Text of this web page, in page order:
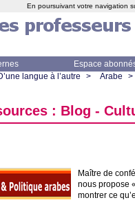
Espace
langue à l’autre > Arabe >
: Blog -
Maître de
nous propose «
montrer ce
En poursuivant votre navigation